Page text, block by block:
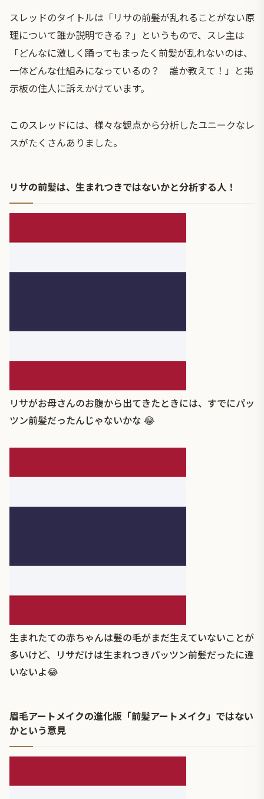
スレッドのタイトルは「リサの前髪が乱れることがない原
理について誰か説明できる？」というもので、スレ主は
「どんなに激しく踊ってもまったく前髪が乱れないのは、
一体どんな仕組みになっているの？ 誰か教えて！」と掲
示板の住人に訴えかけています。
このスレッドには、様々な観点から分析したユニークなレ
スがたくさんありました。
リサの前髪は、生まれつきではないかと分析する人！
リサがお母さんのお腹から出てきたときには、すでにパッ
ツン前髪だったんじゃないかな 😂
生まれたての赤ちゃんは髪の毛がまだ生えていないことが
多いけど、リサだけは生まれつきパッツン前髪だったに違
いないよ😂
眉毛アートメイクの進化版「前髪アートメイク」ではない
かという意見